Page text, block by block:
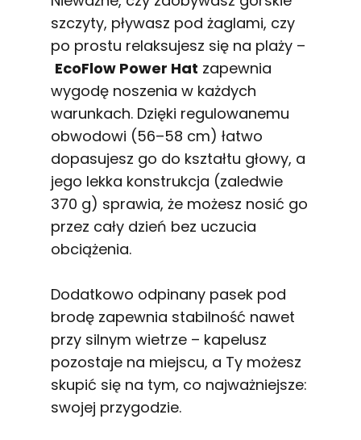
szczyty, pływasz pod żaglami, czy
po prostu relaksujesz się na plaży –
EcoFlow Power Hat zapewnia
wygodę noszenia w każdych
warunkach. Dzięki regulowanemu
obwodowi (56–58 cm) łatwo
dopasujesz go do kształtu głowy, a
jego lekka konstrukcja (zaledwie
370 g) sprawia, że możesz nosić go
przez cały dzień bez uczucia
obciążenia.
Dodatkowo odpinany pasek pod
brodę zapewnia stabilność nawet
przy silnym wietrze – kapelusz
pozostaje na miejscu, a Ty możesz
skupić się na tym, co najważniejsze:
swojej przygodzie.